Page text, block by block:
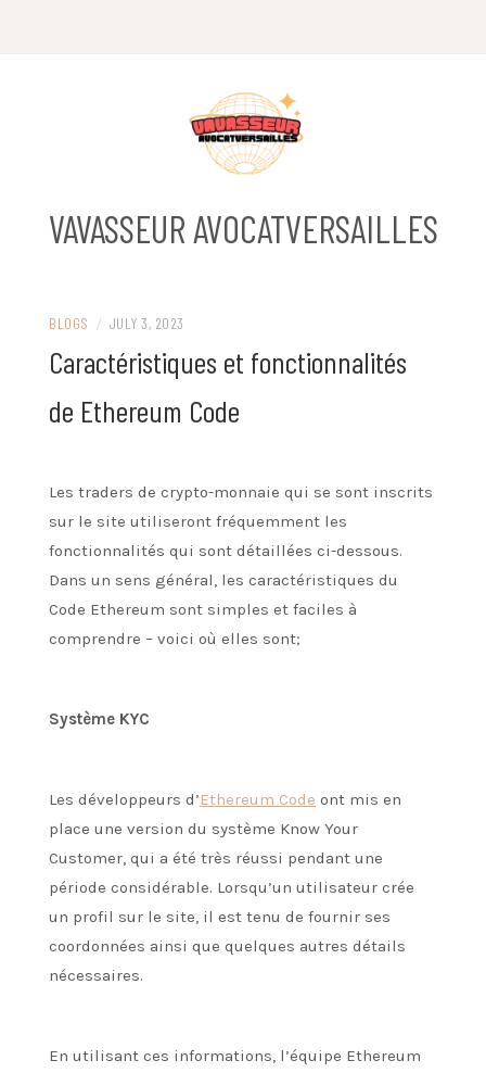
VAVASSEUR AVOCATVERSAILLES
BLOGS / JULY 3, 2023
Caractéristiques et fonctionnalités
de Ethereum Code
Les traders de crypto-monnaie qui se sont inscrits
sur le site utiliseront fréquemment les
fonctionnalités qui sont détaillées ci-dessous.
Dans un sens général, les caractéristiques du
Code Ethereum sont simples et faciles à
comprendre – voici où elles sont;
Système KYC
Les développeurs d’Ethereum Code ont mis en
place une version du système Know Your
Customer, qui a été très réussi pendant une
période considérable. Lorsqu’un utilisateur crée
un profil sur le site, il est tenu de fournir ses
coordonnées ainsi que quelques autres détails
nécessaires.
En utilisant ces informations, l’équipe Ethereum